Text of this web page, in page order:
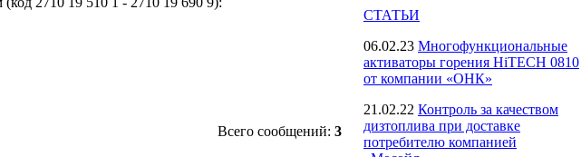
Всего сообщений: 3
СТАТЬИ
06.02.23 Многофункциональные
активаторы горения HiTECH 0810
от компании «ОНК»
21.02.22 Контроль за качеством
дизтоплива при доставке
потребителю компанией